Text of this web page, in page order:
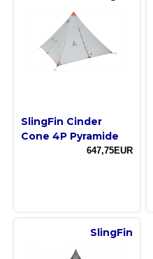
SlingFin Cinder
Cone 4P Pyramide
647,75EUR
SlingFin